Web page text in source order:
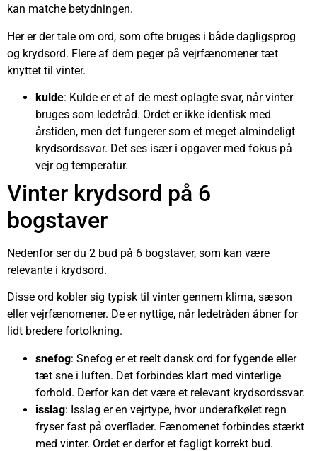
kan matche betydningen.
Her er der tale om ord, som ofte bruges i både dagligsprog
og krydsord. Flere af dem peger på vejrfænomener tæt
knyttet til vinter.
kulde: Kulde er et af de mest oplagte svar, når vinter
bruges som ledetråd. Ordet er ikke identisk med
årstiden, men det fungerer som et meget almindeligt
krydsordssvar. Det ses især i opgaver med fokus på
vejr og temperatur.
Vinter krydsord på 6
bogstaver
Nedenfor ser du 2 bud på 6 bogstaver, som kan være
relevante i krydsord.
Disse ord kobler sig typisk til vinter gennem klima, sæson
eller vejrfænomener. De er nyttige, når ledetråden åbner for
lidt bredere fortolkning.
snefog: Snefog er et reelt dansk ord for fygende eller
tæt sne i luften. Det forbindes klart med vinterlige
forhold. Derfor kan det være et relevant krydsordssvar.
isslag: Isslag er en vejrtype, hvor underafkølet regn
fryser fast på overflader. Fænomenet forbindes stærkt
med vinter. Ordet er derfor et fagligt korrekt bud.